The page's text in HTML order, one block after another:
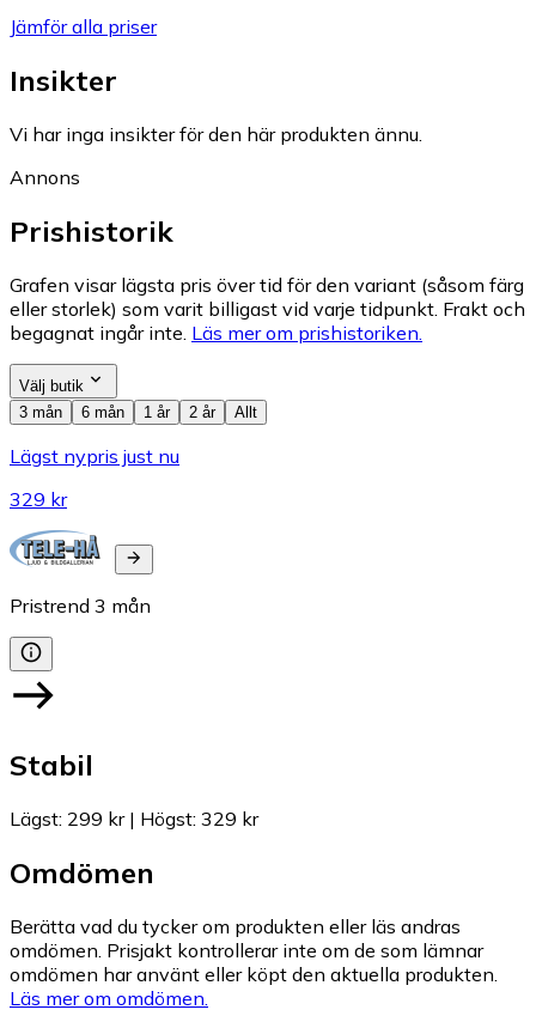
Jämför alla priser
Insikter
Vi har inga insikter för den här produkten ännu.
Annons
Prishistorik
Grafen visar lägsta pris över tid för den variant (såsom färg
eller storlek) som varit billigast vid varje tidpunkt. Frakt och
begagnat ingår inte. Läs mer om prishistoriken.
Välj butik
3 mån
6 mån 1 år 2 år Allt
Lägst nypris just nu
329 kr
Pristrend 3 mån
Stabil
Lägst: 299 kr| Högst: 329 kr
Omdömen
Berätta vad du tycker om produkten eller läs andras
omdömen. Prisjakt kontrollerar inte om de som lämnar
omdömen har använt eller köpt den aktuella produkten.
Läs mer om omdömen.